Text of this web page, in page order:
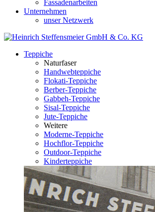
Fassadenarbeiten
Unternehmen
unser Netzwerk
Teppiche
Naturfaser
Handwebteppiche
Flokati-Teppiche
Berber-Teppiche
Gabbeh-Teppiche
Sisal-Teppiche
Jute-Teppiche
Weitere
Moderne-Teppiche
Hochflor-Teppiche
Outdoor-Teppiche
Kinderteppiche